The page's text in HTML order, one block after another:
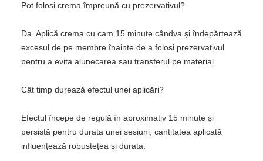
Pot folosi crema împreună cu prezervativul?
Da. Aplică crema cu cam 15 minute cândva și îndepărtează
excesul de pe membre înainte de a folosi prezervativul
pentru a evita alunecarea sau transferul pe material.
Cât timp durează efectul unei aplicări?
Efectul începe de regulă în aproximativ 15 minute și
persistă pentru durata unei sesiuni; cantitatea aplicată
influențează robustețea și durata.